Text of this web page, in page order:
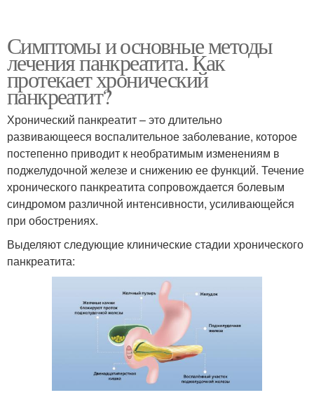
Симптомы и основные методы
лечения панкреатита. Как
протекает хронический
панкреатит?
Хронический панкреатит – это длительно
развивающееся воспалительное заболевание, которое
постепенно приводит к необратимым изменениям в
поджелудочной железе и снижению ее функций. Течение
хронического панкреатита сопровождается болевым
синдромом различной интенсивности, усиливающейся
при обострениях.
Выделяют следующие клинические стадии хронического
панкреатита: